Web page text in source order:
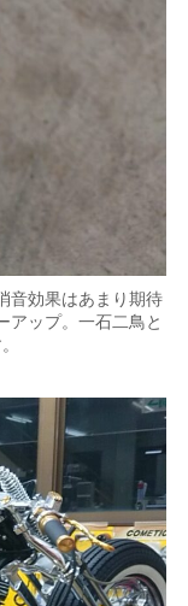
音効果はあまり期待
アップ。一石二鳥と